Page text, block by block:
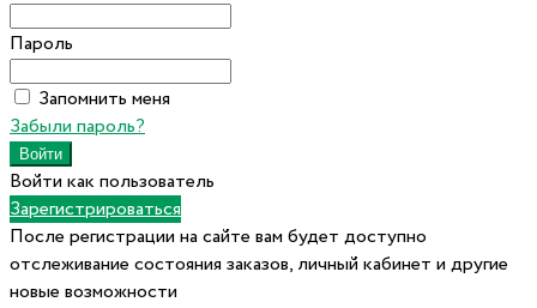
Пароль
Запомнить меня
Забыли пароль?
Войти как пользователь
Зарегистрироваться
После регистрации на сайте вам будет доступно
отслеживание состояния заказов, личный кабинет и другие
новые возможности